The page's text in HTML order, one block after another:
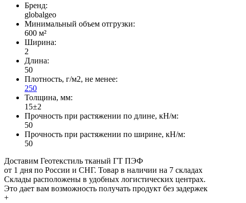
Бренд:
globalgeo
Минимальный объем отгрузки:
600 м²
Ширина:
2
Длина:
50
Плотность, г/м2, не менее:
250
Толщина, мм:
15±2
Прочность при растяжении по длине, кН/м:
50
Прочность при растяжении по ширине, кН/м:
50
Доставим Геотекстиль тканый ГТ ПЭФ
от 1 дня по России и СНГ. Товар в наличии на 7 складах
Склады расположены в удобных логистических центрах.
Это дает вам возможность получать продукт без задержек
+